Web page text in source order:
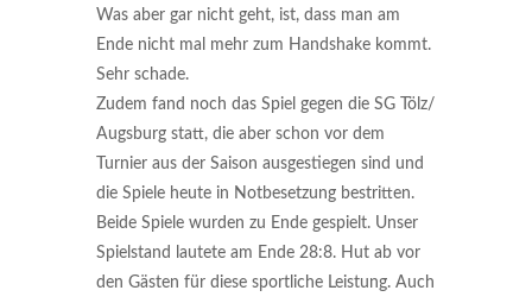
Was aber gar nicht geht, ist, dass man am
Ende nicht mal mehr zum Handshake kommt.
Sehr schade.
Zudem fand noch das Spiel gegen die SG Tölz/
Augsburg statt, die aber schon vor dem
Turnier aus der Saison ausgestiegen sind und
die Spiele heute in Notbesetzung bestritten.
Beide Spiele wurden zu Ende gespielt. Unser
Spielstand lautete am Ende 28:8. Hut ab vor
den Gästen für diese sportliche Leistung. Auch